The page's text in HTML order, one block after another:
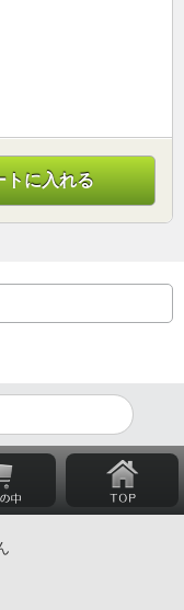
トに入れる